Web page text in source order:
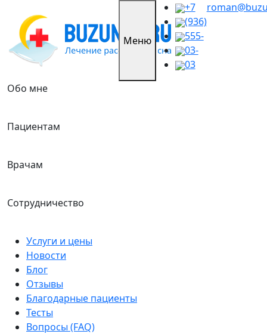
content
Меню
+7
(936)
555-
03-
03
Обо мне
Пациентам
Врачам
Сотрудничество
Услуги и цены
Новости
Блог
Отзывы
Благодарные пациенты
Тесты
Вопросы (FAQ)